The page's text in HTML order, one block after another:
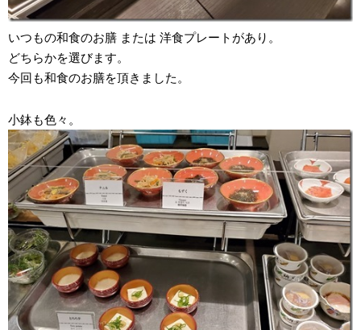
いつもの和食のお膳 または 洋食プレートがあり。
どちらかを選びます。
今回も和食のお膳を頂きました。
小鉢も色々。